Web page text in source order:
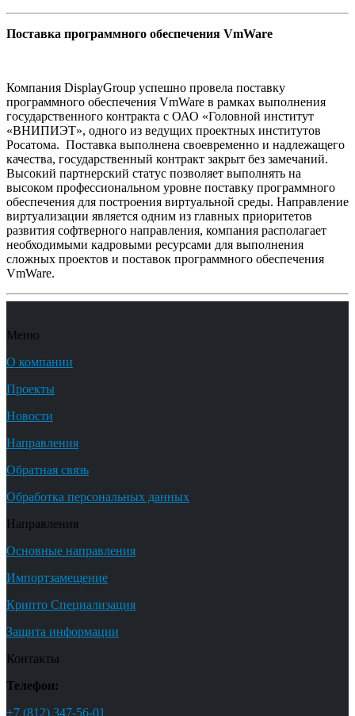
Поставка программного обеспечения VmWare
Компания DisplayGroup успешно провела поставку
программного обеспечения VmWare в рамках выполнения
государственного контракта c ОАО «Головной институт
«ВНИПИЭТ», одного из ведущих проектных институтов
Росатома. Поставка выполнена своевременно и надлежащего
качества, государственный контракт закрыт без замечаний.
Высокий партнерский статус позволяет выполнять на
высоком профессиональном уровне поставку программного
обеспечения для построения виртуальной среды. Направление
виртуализации является одним из главных приоритетов
развития софтверного направления, компания располагает
необходимыми кадровыми ресурсами для выполнения
сложных проектов и поставок программного обеспечения
VmWare.
Меню
О компании
Проекты
Новости
Направления
Обратная связь
Обработка персональных данных
Направления
Основные направления
Импортзамещение
Крипто Специализация
Защита информации
Контакты
Телефон:
+7 (812) 347-56-01